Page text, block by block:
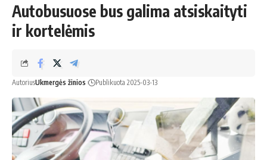
Autobusuose bus galima atsiskaityti
ir kortelėmis
AutoriusUkmergės žinios Publikuota 2025-03-13